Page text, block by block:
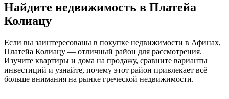
Найдите недвижимость в Платейа
Колиацу
Если вы заинтересованы в покупке недвижимости в Афинах,
Платейа Колиацу — отличный район для рассмотрения.
Изучите квартиры и дома на продажу, сравните варианты
инвестиций и узнайте, почему этот район привлекает всё
больше внимания на рынке греческой недвижимости.